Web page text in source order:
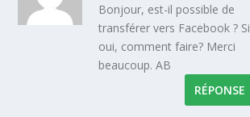
Bonjour, est-il possible de
transférer vers Facebook ? Si
oui, comment faire? Merci
beaucoup. AB
RÉPONSE